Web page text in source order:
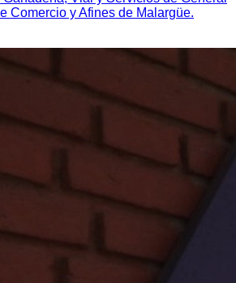
Comercio y Afines de Malargüe.